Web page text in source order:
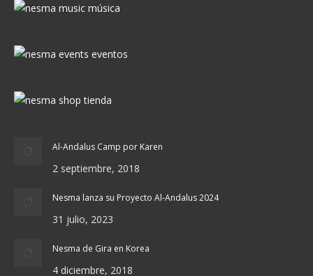
Al-Andalus Camp por Karen
2 septiembre, 2018
Nesma lanza su Proyecto Al-Andalus 2024
31 julio, 2023
Nesma de Gira en Korea
4 diciembre, 2018